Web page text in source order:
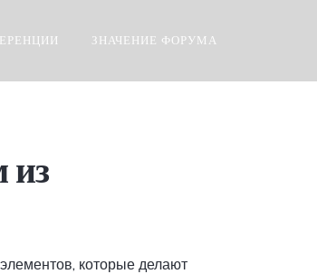
ЗНАЧЕНИЕ ФОРУМА
из
которые делают